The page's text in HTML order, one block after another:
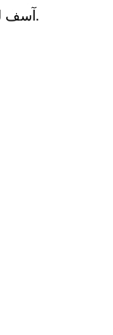
آسف ليس لدينا هذا المورد.